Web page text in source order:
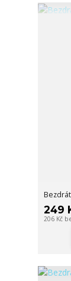
249
206 Kč